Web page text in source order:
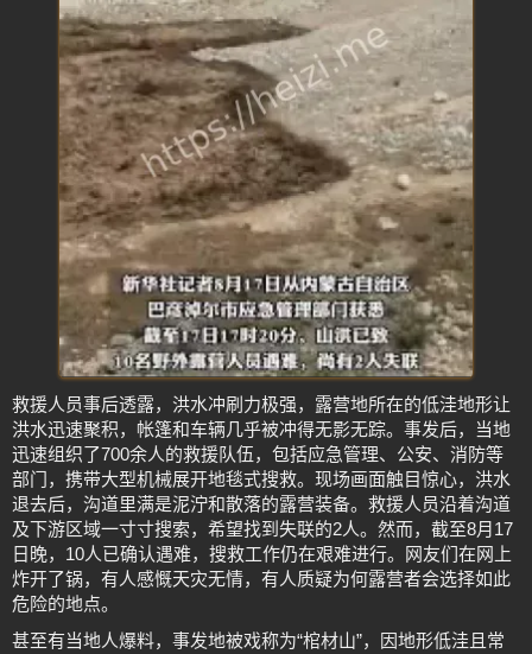
救援人员事后透露，洪水冲刷力极强，露营地所在的低洼地形让
洪水迅速聚积，帐篷和车辆几乎被冲得无影无踪。事发后，当地
迅速组织了700余人的救援队伍，包括应急管理、公安、消防等
部门，携带大型机械展开地毯式搜救。现场画面触目惊心，洪水
退去后，沟道里满是泥泞和散落的露营装备。救援人员沿着沟道
及下游区域一寸寸搜索，希望找到失联的2人。然而，截至8月17
日晚，10人已确认遇难，搜救工作仍在艰难进行。网友们在网上
炸开了锅，有人感慨天灾无情，有人质疑为何露营者会选择如此
危险的地点。
甚至有当地人爆料，事发地被戏称为“棺材山”，因地形低洼且常